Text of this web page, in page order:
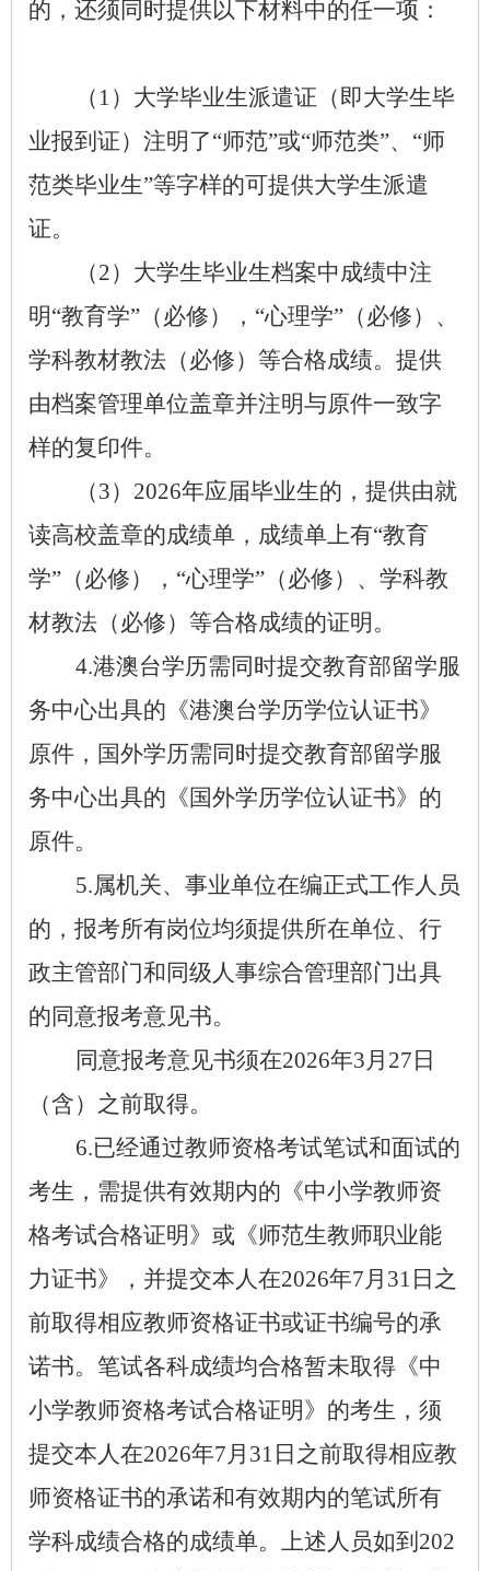
的，还须同时提供以下材料中的任一项：
（ 1） 大学毕业生派遣证（即大学生毕
业报到证）注明了“师范”或“师范类”、 “师
范类毕业生”等字样的可提供大学生派遣
证。
（2） 大学生毕业生档案中成绩中注
明“教育学” （必修）， “心理学” （必修）、
学科教材教法（必修）等合格成绩。提供
由档案管理单位盖章并注明与原件一致字
样的复印件。
（3） 2026年应届毕业生的，提供由就
读高校盖章的成绩单，成绩单上有“教育
学” （必修）， “心理学” （必修）、学科教
材教法（必修）等合格成绩的证明。
4.港澳台学历需同时提交教育部留学服
务中心出具的《港澳台学历学位认证书》
原件，国外学历需同时提交教育部留学服
务中心出具的《国外学历学位认证书》的
原件。
5.属机关、事业单位在编正式工作人员
的，报考所有岗位均须提供所在单位、行
政主管部门和同级人事综合管理部门出具
的同意报考意见书。
同意报考意见书须在2026年3月 27 日
（含）之前取得。
6.已经通过教师资格考试笔试和面试的
考生，需提供有效期内的《中小学教师资
格考试合格证明》或《师范生教师职业能
力证书》，并提交本人在2026年7月 31 日之
前取得相应教师资格证书或证书编号的承
诺书。笔试各科成绩均合格暂未取得《中
小学教师资格考试合格证明》的考生，须
提交本人在2026年7月 31 日之前取得相应教
师资格证书的承诺和有效期内的笔试所有
学科成绩合格的成绩单。上述人员如到 202